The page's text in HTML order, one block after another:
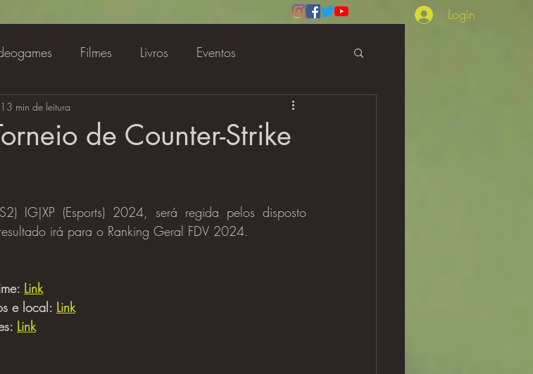
Login
Filmes Livros Eventos
Especial
de Counter-Strike
13 min de leitura
IG|XP (Esports) 2024, será regida pelos disposto
irá para o Ranking Geral FDV 2024.
Link
e local: Link
Link